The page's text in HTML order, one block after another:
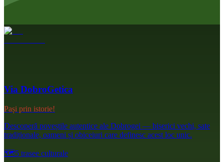
Via DobroGetica
Pași prin istorie!
Descoperă poveștile autentice ale Dobrogei — biserici vechi, sate
tradiționale, oameni și obiceiuri care definesc acest loc unic.
🗺️5 trasee culturale